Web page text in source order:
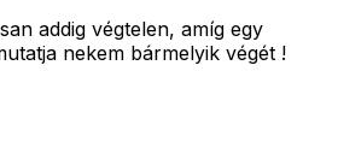
addig végtelen, amíg egy
nekem bármelyik végét !